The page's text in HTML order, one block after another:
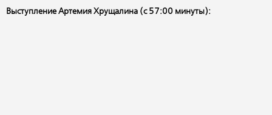
Выступление Артемия Хрущалина (с 57:00 минуты):